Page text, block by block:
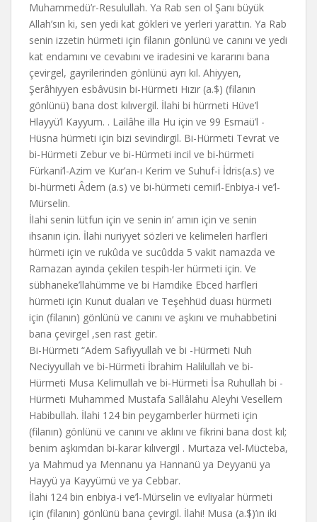
Muhammedü’r-Resulullah. Ya Rab sen ol Şanı büyük
Allah’sın ki, sen yedi kat gökleri ve yerleri yarattın. Ya Rab
senin izzetin hürmeti için filanın gönlünü ve canını ve yedi
kat endamını ve cevabını ve iradesini ve kararını bana
çevirgel, gayrilerinden gönlünü ayrı kıl. Ahiyyen,
Şerâhiyyen esbâvüsin bi-Hürmeti Hızır (a.$) (filanın
gönlünü) bana dost kılıvergil. İlahi bi hürrneti Hüve’l
Hlayyü’l Kayyum. . Lailâhe illa Hu için ve 99 Esmaü’l -
Hüsna hürmeti için bizi sevindirgil. Bi-Hürmeti Tevrat ve
bi-Hürmeti Zebur ve bi-Hürmeti incil ve bi-hürmeti
Fürkani’l-Azim ve Kur’an-ı Kerim ve Suhuf-i İdris(a.s) ve
bi-hürmeti Âdem (a.s) ve bi-hürmeti cemii’l-Enbiya-i ve’l-
Mürselin.
İlahi senin lütfun için ve senin in’ amın için ve senin
ihsanın için. İlahi nuriyyet sözleri ve kelimeleri harfleri
hürmeti için ve rukûda ve sucûdda 5 vakit namazda ve
Ramazan ayında çekilen tespih-ler hürmeti için. Ve
sübhaneke’llahümme ve bi Hamdike Ebced harfleri
hürmeti için Kunut duaları ve Teşehhüd duası hürmeti
için (filanın) gönlünü ve canını ve aşkını ve muhabbetini
bana çevirgel ,sen rast getir.
Bi-Hürmeti “Adem Safiyyullah ve bi -Hürmeti Nuh
Neciyyullah ve bi-Hürmeti İbrahim Halilullah ve bi-
Hürmeti Musa Kelimullah ve bi-Hürmeti İsa Ruhullah bi -
Hürmeti Muhammed Mustafa Sallâlahu Aleyhi Vesellem
Habibullah. İlahi 124 bin peygamberler hürmeti için
(filanın) gönlünü ve canını ve aklını ve fikrini bana dost kıl;
benim aşkımdan bi-karar kılıvergil . Murtaza vel-Mücteba,
ya Mahmud ya Mennanu ya Hannanü ya Deyyanü ya
Hayyü ya Kayyümü ve ya Cebbar.
İlahi 124 bin enbiya-i ve’l-Mürselin ve evliyalar hürmeti
için (filanın) gönlünü bana çevirgil. İlahi! Musa (a.$)’ın iki